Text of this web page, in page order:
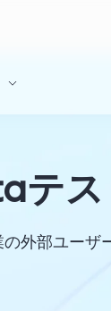
テス
部ユーザ